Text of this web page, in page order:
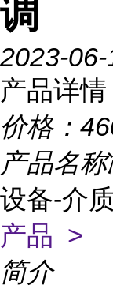
调
2023-06-
产品详情
价格：
产品名称
设备-介
产品 >
简介